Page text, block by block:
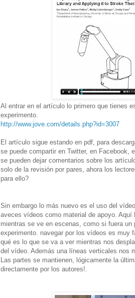
Al entrar en el artículo lo primero que tienes
experimento.
http://www.jove.com/details.php?id=3007
El artículo sigue estando en pdf, para
se puede compartir en Twitter, en Facebook,
se pueden dejar comentarios sobre los
solo de la revisión por pares, ahora los
para ello?
Sin embargo lo más nuevo es el uso del
aveces vídeos como material de apoyo.
mientras se ve en escenas, como si fuera un
experimento. navegar por los vídeos es muy
qué es lo que se va a ver mientras nos
del vídeo. Además una líneas verticales nos
Las partes se mantienen, lógicamente la
directamente por los autores!.